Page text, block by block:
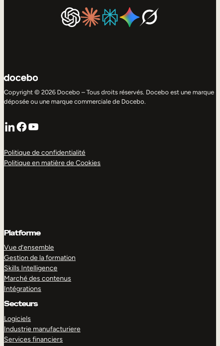
Copyright © 2026 Docebo – Tous droits réservés. Docebo est une marque
déposée ou une marque commerciale de Docebo.
LinkedIn
Facebook
YouTube
Politique de confidentialité
Politique en matière de Cookies
Platforme
Vue d’ensemble
Gestion de la formation
Skills Intelligence
Marché des contenus
Intégrations
Secteurs
Logiciels
Industrie manufacturiere
Services financiers